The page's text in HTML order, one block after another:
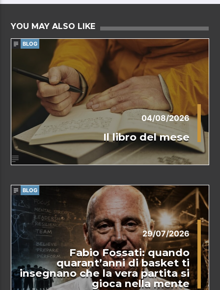
YOU MAY ALSO LIKE
BLOG
04/08/2026
Il libro del mese
BLOG
29/07/2026
Fabio Fossati: quando
quarant’anni di basket ti
insegnano che la vera partita si
gioca nella mente